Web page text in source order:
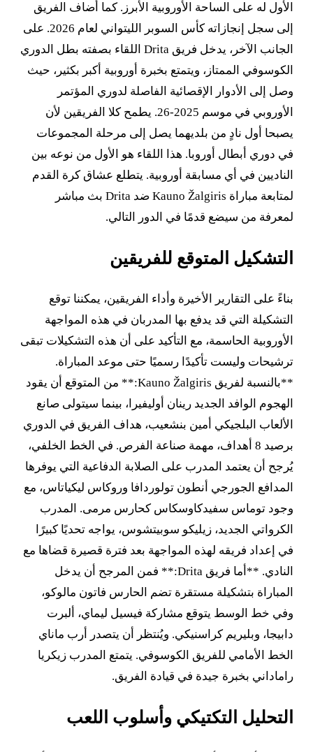
الأول له على الساحة الأوروبية الأبرز. كما أضاف الفريق
إلى سجل إنجازاته كأس السوبر الليتواني لعام 2026. على
الجانب الآخر، يدخل فريق Drita اللقاء بصفته بطل الدوري
الكوسوفي الممتاز، ويتمتع بخبرة أوروبية أكبر بكثير، حيث
وصل إلى الأدوار الإقصائية الفاصلة لدوري المؤتمر
الأوروبي في موسم 2025-26. يطمح كلا الفريقين لأن
يصبحا أول نادٍ من بلديهما يصل إلى مرحلة المجموعات
في دوري أبطال أوروبا. هذا اللقاء هو الأول من نوعه بين
الناديين في أي مسابقة أوروبية. يتطلع عشاق كرة القدم
لمتابعة مباراة Kauno Žalgiris ضد Drita بث مباشر
لمعرفة من سيضع قدمًا في الدور التالي.
التشكيل المتوقع للفريقين
بناءً على التقارير الأخيرة وأداء الفريقين، يمكننا توقع
التشكيلة التي قد يدفع بها المدربان في هذه المواجهة
الأوروبية الحاسمة، مع التأكيد على أن هذه التشكيلات تبقى
ترشيحات وليست تأكيدًا رسميًا حتى موعد المباراة.
**بالنسبة لفريق Kauno Žalgiris:** من المتوقع أن يقود
الهجوم الوافد الجديد رينان أوليفيرا، بينما سيتولى صانع
الألعاب البلجيكي أمين بنشعيب، هداف الفريق في الدوري
برصيد 8 أهداف، مهمة صناعة الفرص. في الخط الخلفي،
يُرجح أن يعتمد المدرب على الصلابة الدفاعية التي يوفرها
المدافع الجورجي أنطون تولوردافا وروكاس ليكياتاس، مع
وجود توماس سفيدكاوسكاس كحارس مرمى. المدرب
الكرواتي الجديد، زيليكو سوبيتشوس، يواجه تحديًا كبيرًا
في إعداد فريقه لهذه المواجهة بعد فترة قصيرة قضاها مع
النادي. **أما فريق Drita:** فمن المرجح أن يدخل
المباراة بتشكيلة مستقرة تضم الحارس فاتون مالوكو،
وفي خط الوسط يتوقع مشاركة فيسيل ليماي، ألبرت
دابيجا، وبليريم كراسنيكي. ويُنتظر أن يتصدر أرب ماناي
الخط الأمامي للفريق الكوسوفي. يتمتع المدرب زيكريا
راماداني بخبرة جيدة في قيادة الفريق.
التحليل التكتيكي وأسلوب اللعب